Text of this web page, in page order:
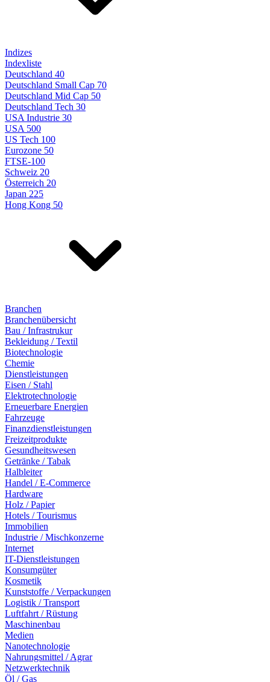
Indizes
Indexliste
Deutschland 40
Deutschland Small Cap 70
Deutschland Mid Cap 50
Deutschland Tech 30
USA Industrie 30
USA 500
US Tech 100
Eurozone 50
FTSE-100
Schweiz 20
Österreich 20
Japan 225
Hong Kong 50
Branchen
Branchenübersicht
Bau / Infrastrukur
Bekleidung / Textil
Biotechnologie
Chemie
Dienstleistungen
Eisen / Stahl
Elektrotechnologie
Erneuerbare Energien
Fahrzeuge
Finanzdienstleistungen
Freizeitprodukte
Gesundheitswesen
Getränke / Tabak
Halbleiter
Handel / E-Commerce
Hardware
Holz / Papier
Hotels / Tourismus
Immobilien
Industrie / Mischkonzerne
Internet
IT-Dienstleistungen
Konsumgüter
Kosmetik
Kunststoffe / Verpackungen
Logistik / Transport
Luftfahrt / Rüstung
Maschinenbau
Medien
Nanotechnologie
Nahrungsmittel / Agrar
Netzwerktechnik
Öl / Gas